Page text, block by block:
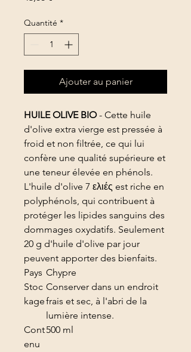
Quantité *
Ajouter au panier
HUILE OLIVE BIO- Cette huile
d'olive extra vierge est pressée à
froid et non filtrée, ce qui lui
confère une qualité supérieure et
une teneur élevée en phénols.
L'huile d'olive 7 ελιές est riche en
polyphénols, qui contribuent à
protéger les lipides sanguins des
dommages oxydatifs. Seulement
20 g d'huile d'olive par jour
peuvent apporter des bienfaits.
Pays Chypre
Stoc
kage
Conserver dans un endroit
frais et sec, à l'abri de la
lumière intense.
Cont
enu
500 ml